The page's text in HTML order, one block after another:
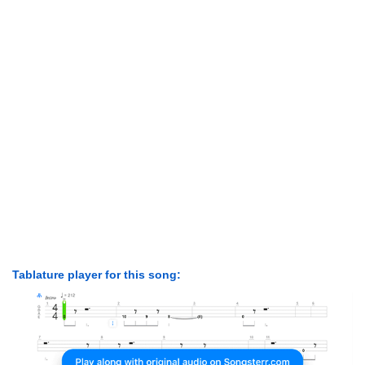
Tablature player for this song: